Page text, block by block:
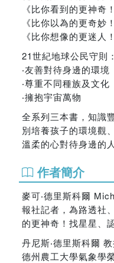
《比你看到的更神奇
《比你以為的更奇妙
《比你想像的更迷人
21世紀地球公民守則：
‧友善對待身邊的環境
‧尊重不同種族及文化
‧擁抱宇宙萬物
全系列三本書，知識
別培養孩子的環境觀
溫柔的心對待身邊的
作者簡介
麥可‧德里斯科爾
報社記者，為路透社
的更神奇！找星星、
丹尼斯‧德里斯科爾
德州農工大學氣象學